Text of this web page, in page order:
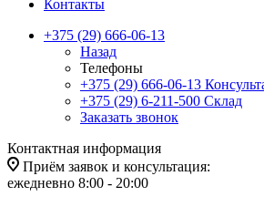
Контакты
+375 (29) 666-06-13
Назад
Телефоны
+375 (29) 666-06-13
+375 (29) 6-211-500 Склад
Заказать звонок
Контактная информация
Приём заявок и консультация:
ежедневно 8:00 - 20:00